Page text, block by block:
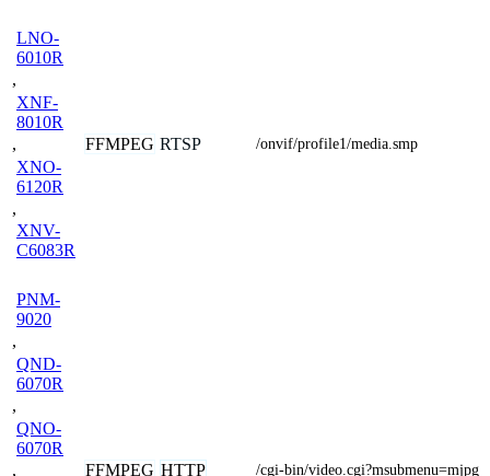
LNO-
6010R
,
XNF-
8010R
,
XNO-
6120R
,
XNV-
C6083R
FFMPEG RTSP /onvif/profile1/media.smp
PNM-
9020
,
QND-
6070R
,
QNO-
6070R
,
FFMPEG HTTP /cgi-bin/video.cgi?msubmenu=mjpg